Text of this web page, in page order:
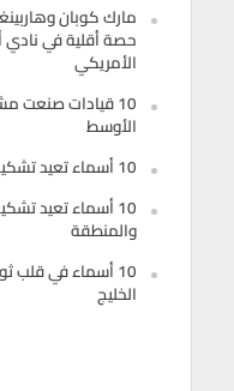
مارك كوبان
حصة أقلية في نادي
الأمريكي
10 قيادات صنعت
الأوسط
10 أسماء تعيد تشكيل اللوجستيات الذكية في الخليج
10 أسماء تعيد
والمنطقة
10 أسماء في قلب
الخليج